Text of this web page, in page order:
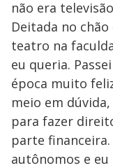
não era
Deitada no
teatro na
eu queria.
época muito
meio em
para fazer
parte
autônomos e